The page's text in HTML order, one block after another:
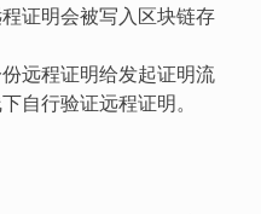
证明会被写入区块链存
远程证明给发起证明流
自行验证远程证明。